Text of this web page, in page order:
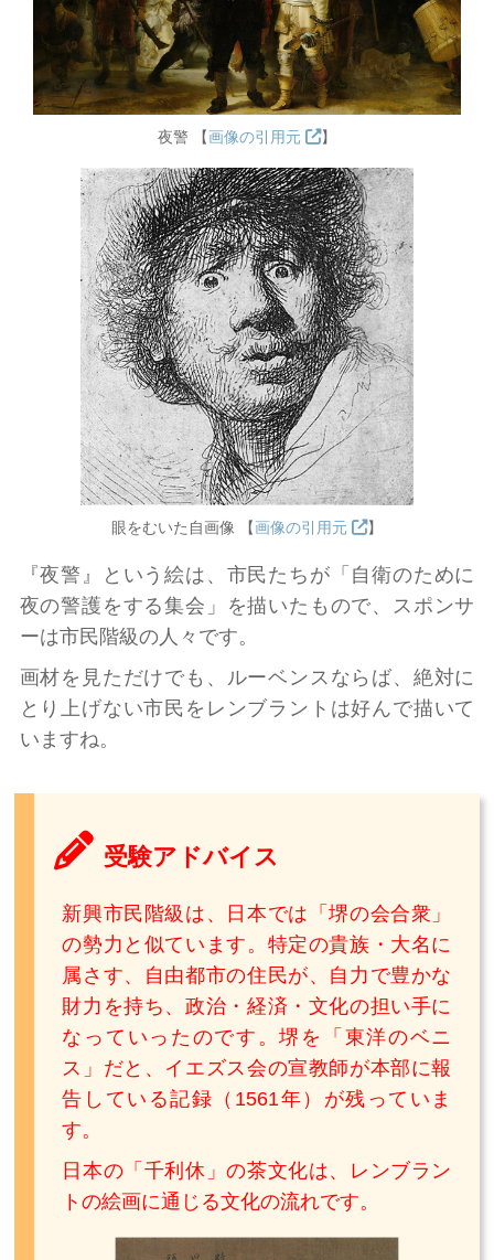
夜警 【画像の引用元 】
眼をむいた自画像 【画像の引用元 】
『夜警』という絵は、市民たちが「自衛のために
夜の警護をする集会」を描いたもので、スポンサ
ーは市民階級の人々です。
画材を見ただけでも、ルーベンスならば、絶対に
とり上げない市民をレンブラントは好んで描いて
いますね。
受験アドバイス
新興市民階級は、日本では「堺の会合衆」
の勢力と似ています。特定の貴族・大名に
属さす、自由都市の住民が、自力で豊かな
財力を持ち、政治・経済・文化の担い手に
なっていったのです。堺を「東洋のベニ
ス」だと、イエズス会の宣教師が本部に報
告している記録（1561年）が残っていま
す。
日本の「千利休」の茶文化は、レンブラン
トの絵画に通じる文化の流れです。